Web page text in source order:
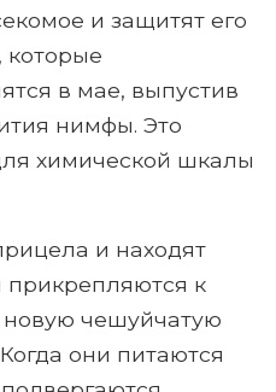
и защитят его
которые
в мае, выпустив
нимфы. Это
химической шкалы
и находят
к
чешуйчатую
они питаются